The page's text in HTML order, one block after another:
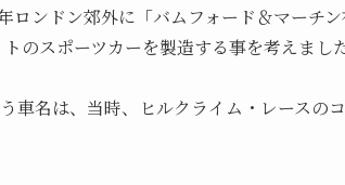
ロンドン郊外に「バムフォード＆マー
のスポーツカーを製造する事を考えました
車名は、当時、ヒルクライム・レース